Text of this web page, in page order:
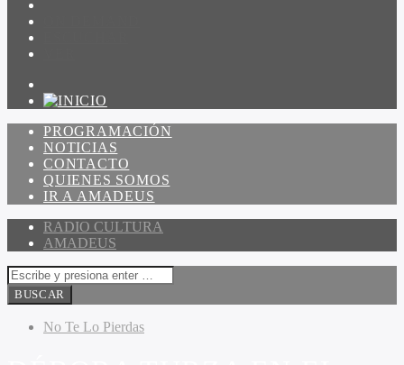
PROGRAMACIÓN
NOTICIAS
CONTACTO
QUIENES SOMOS
IR A AMADEUS
RADIO CULTURA
AMADEUS
No Te Lo Pierdas